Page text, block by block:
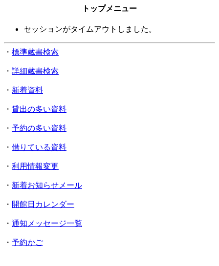
トップメニュー
セッションがタイムアウトしました。
・ 標準蔵書検索
・ 詳細蔵書検索
・ 新着資料
・ 貸出の多い資料
・ 予約の多い資料
・ 借りている資料
・ 利用情報変更
・ 新着お知らせメール
・ 開館日カレンダー
・ 通知メッセージ一覧
・ 予約かご